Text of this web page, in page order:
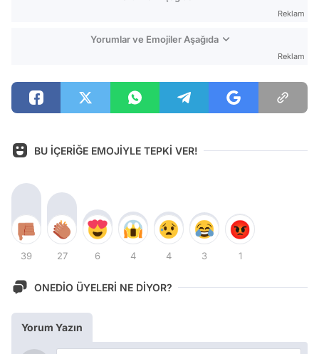
Reklam
Yorumlar ve Emojiler Aşağıda
Reklam
BU İÇERİĞE EMOJİYLE TEPKİ VER!
39 27 6 4 4 3 1
ONEDİO ÜYELERİ NE DİYOR?
Yorum Yazın